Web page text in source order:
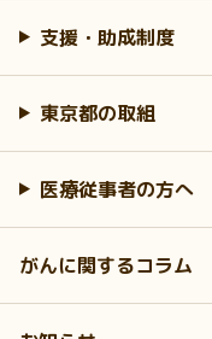
支援・助成制度
東京都の取組
医療従事者の方へ
がんに関するコラム